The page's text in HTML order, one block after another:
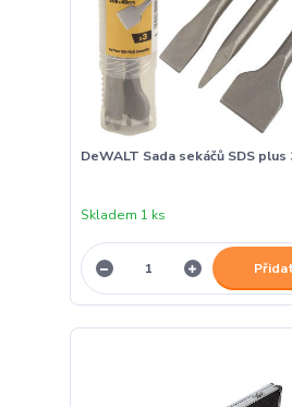
DeWALT Sada sekáčů SDS plus
Skladem 1 ks